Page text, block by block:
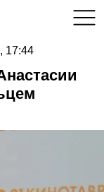
17:44